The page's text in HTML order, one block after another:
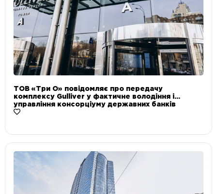
ТОВ «Три О» повідомляє про передачу
комплексу Gulliver у фактичне володіння і
управління консорціуму державних банків